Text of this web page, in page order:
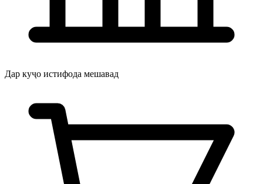
Дар куҷо истифода мешавад